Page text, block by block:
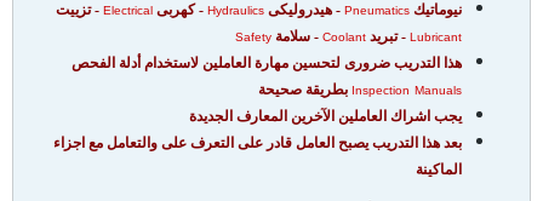
نيوماتيك Pneumatics - هيدروليكى Hydraulics - كهربى Electrical - تزييت
Lubricant - تبريد Coolant - سلامة Safety
هذا التدريب ضرورى لتحسين مهارة العاملين لاستخدام أدلة الفحص
Inspection Manuals
بطريقة صحيحة
يجب اشراك العاملين الآخرين المعارف الجديدة
بعد هذا التدريب يصبح العامل قادر على التعرف على والتعامل مع اجزاء
الماكينة